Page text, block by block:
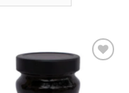
❤ Pune în Wishlist